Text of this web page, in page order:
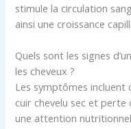
stimule la circulation
ainsi une croissance
Quels sont les signes
les cheveux ?
Les symptômes incluent
cuir chevelu sec et perte
une attention